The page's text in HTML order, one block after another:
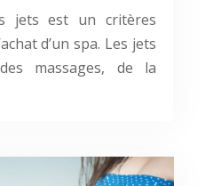
jets est un critères
d’un spa. Les jets
massages, de la